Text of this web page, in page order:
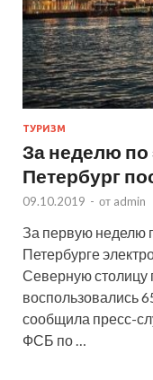
ТУРИЗМ
За неделю
Петербург
09.10.2019 - от admin
За первую неделю
Петербурге
Северную
воспользовались
сообщила пресс-
ФСБ по …